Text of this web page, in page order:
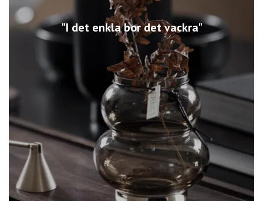
"I det enkla bor det vackra"